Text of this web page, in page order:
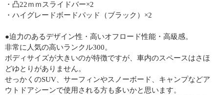
・凸22ｍｍスライドバー×2
・ハイグレードボードパッド（ブラック）×2
●迫力のあるデザイン性・高いオフロード性能・高級感。
非常に人気の高いランクル300。
ボディサイズが大きいのが特徴ですが、車内のスペースはさほ
どゆとりがありません。
せっかくのSUV、サーフィンやスノーボード、キャンプなどア
ウトドアシーンで使用される方も多いかと思います。